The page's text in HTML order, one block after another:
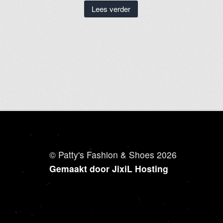
Lees verder
© Patty's Fashion & Shoes 2026
Gemaakt door JixiL Hosting